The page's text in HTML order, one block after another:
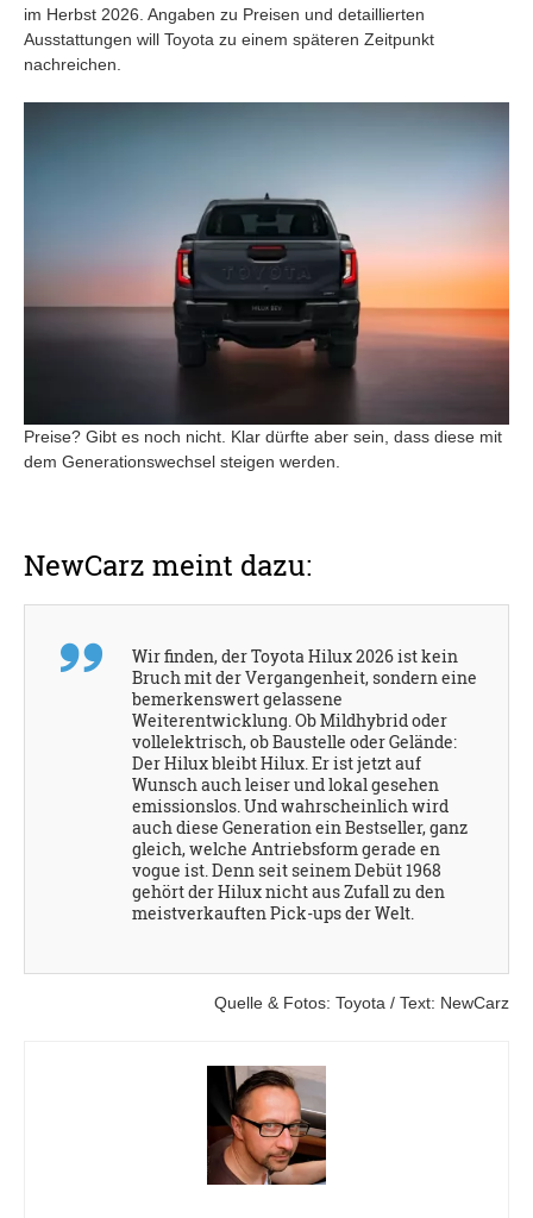
im Herbst 2026. Angaben zu Preisen und detaillierten
Ausstattungen will Toyota zu einem späteren Zeitpunkt
nachreichen.
Preise? Gibt es noch nicht. Klar dürfte aber sein, dass diese mit
dem Generationswechsel steigen werden.
NewCarz meint dazu:
Wir finden, der Toyota Hilux 2026 ist kein
Bruch mit der Vergangenheit, sondern eine
bemerkenswert gelassene
Weiterentwicklung. Ob Mildhybrid oder
vollelektrisch, ob Baustelle oder Gelände:
Der Hilux bleibt Hilux. Er ist jetzt auf
Wunsch auch leiser und lokal gesehen
emissionslos. Und wahrscheinlich wird
auch diese Generation ein Bestseller, ganz
gleich, welche Antriebsform gerade en
vogue ist. Denn seit seinem Debüt 1968
gehört der Hilux nicht aus Zufall zu den
meistverkauften Pick-ups der Welt.
Quelle & Fotos: Toyota / Text: NewCarz